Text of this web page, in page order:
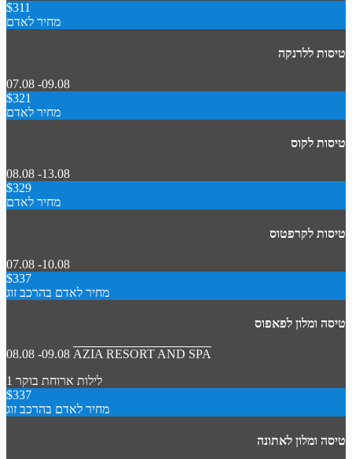
$311
מחיר לאדם
טיסות ללרנקה
07.08 -09.08
$321
מחיר לאדם
טיסות לקוס
08.08 -13.08
$329
מחיר לאדם
טיסות לקרפטוס
07.08 -10.08
$337
מחיר לאדם בהרכב זוג
טיסה ומלון לפאפוס
08.08 -09.08 AZIA RESORT AND SPA
1 לילות ארוחת בוקר
$337
מחיר לאדם בהרכב זוג
טיסה ומלון לאתונה